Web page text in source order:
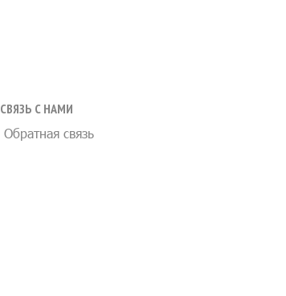
СВЯЗЬ С НАМИ
Обратная связь